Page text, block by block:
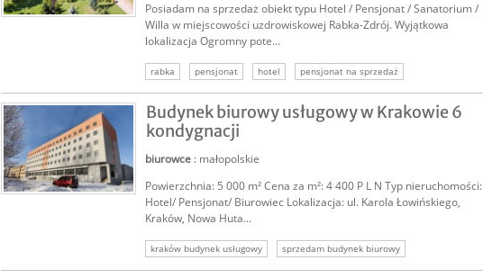
Posiadam na sprzedaż obiekt typu Hotel / Pensjonat / Sanatorium /
Willa w miejscowości uzdrowiskowej Rabka-Zdrój. Wyjątkowa
lokalizacja Ogromny pote...
rabka pensjonat hotel
pensjonat na sprzedaż
ośrodek wczasowy
villa dom
Budynek biurowy usługowy w Krakowie 6
kondygnacji
biurowce : małopolskie
Powierzchnia: 5 000 m² Cena za m²: 4 400 P L N Typ nieruchomości:
Hotel/ Pensjonat/ Biurowiec Lokalizacja: ul. Karola Łowińskiego,
Kraków, Nowa Huta...
kraków budynek usługowy
sprzedam budynek biurowy
sprzedam budynek usługowy
kraków komercyjne